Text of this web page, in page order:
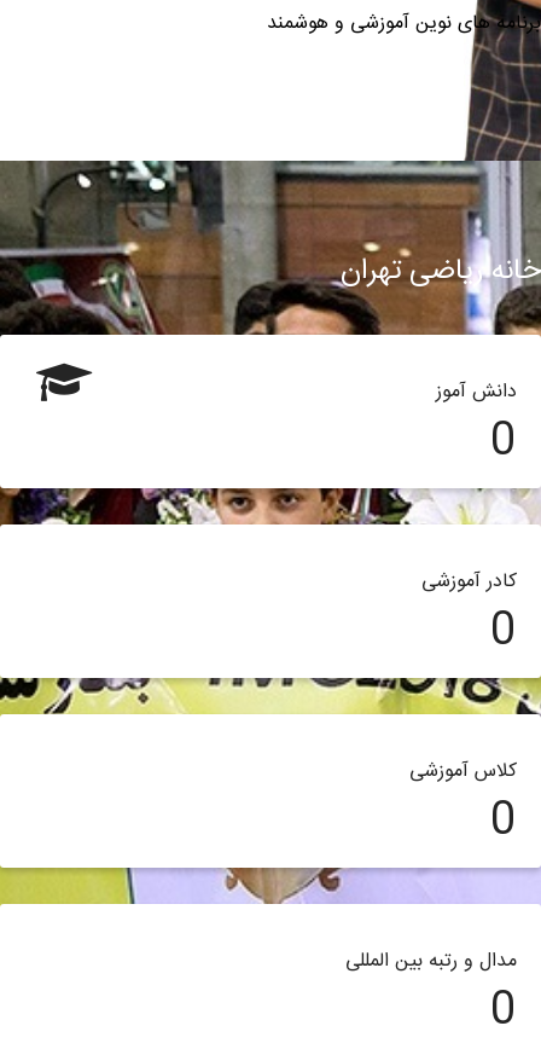
برنامه های نوین آموزشی و هوشمند
خانه ریاضی تهران
دانش آموز
0
کادر آموزشی
0
کلاس آموزشی
0
مدال و رتبه بین المللی
0